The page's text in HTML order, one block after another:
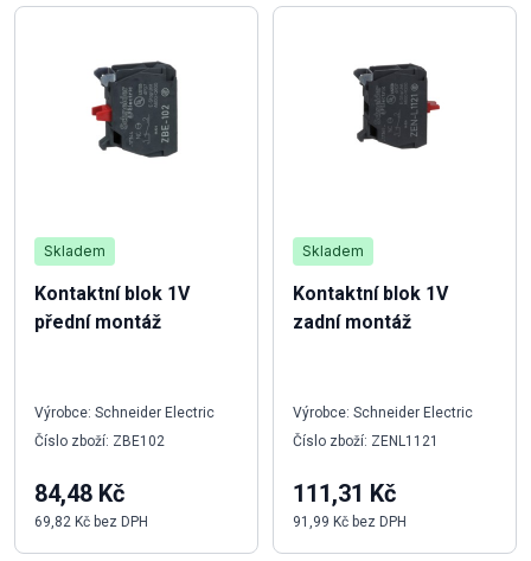
Skladem
Kontaktní blok 1V
přední montáž
Výrobce: Schneider Electric
Číslo zboží: ZBE102
84,48 Kč
69,82 Kč bez DPH
Skladem
Kontaktní blok 1V
zadní montáž
Výrobce: Schneider Electric
Číslo zboží: ZENL1121
111,31 Kč
91,99 Kč bez DPH